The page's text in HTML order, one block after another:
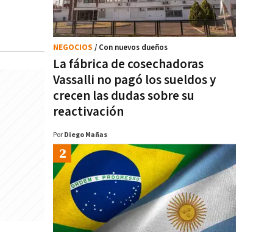
La fábrica de cosechadoras
Vassalli no pagó los sueldos y
crecen las dudas sobre su
reactivación
NEGOCIOS / Con nuevos dueños
Por Diego Mañas